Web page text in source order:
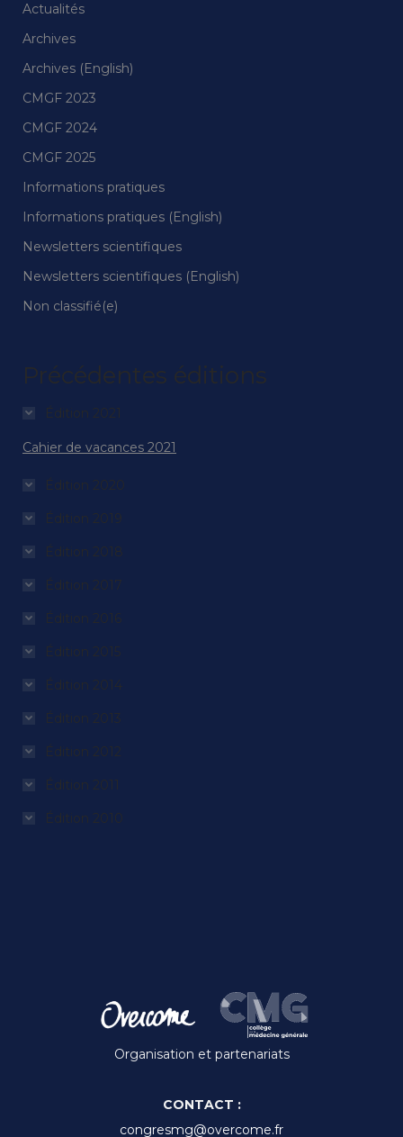
Actualités
Archives
Archives (English)
CMGF 2023
CMGF 2024
CMGF 2025
Informations pratiques
Informations pratiques (English)
Newsletters scientifiques
Newsletters scientifiques (English)
Non classifié(e)
Précédentes éditions
Édition 2021
Cahier de vacances 2021
Édition 2020
Édition 2019
Édition 2018
Édition 2017
Édition 2016
Édition 2015
Édition 2014
Édition 2013
Édition 2012
Édition 2011
Édition 2010
Organisation et partenariats
CONTACT :
congresmg@overcome.fr